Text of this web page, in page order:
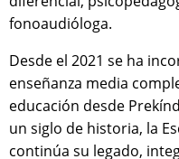
fonoaudióloga.
Desde el 2021 se ha
enseñanza media
educación desde
un siglo de historia, la
continúa su legado,